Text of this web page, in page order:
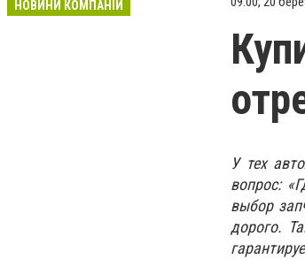
НОВИНИ КОМПАНІЙ
У тех
вопрос:
выбор
дорого.